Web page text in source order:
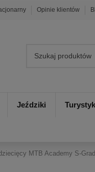
Opinie klientów
Jeździki
MTB Academy S-